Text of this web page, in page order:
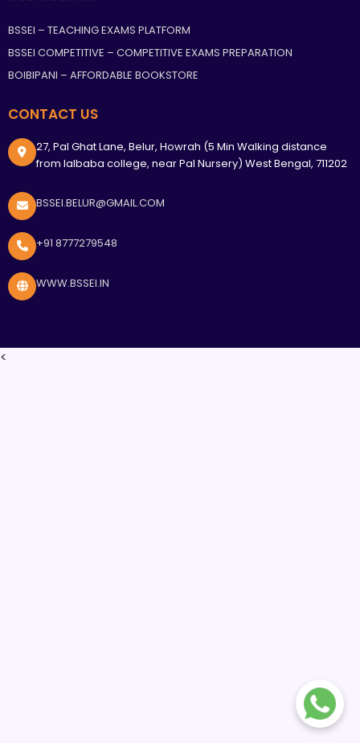
BSSEI – TEACHING EXAMS PLATFORM
BSSEI COMPETITIVE – COMPETITIVE EXAMS PREPARATION
BOIBIPANI – AFFORDABLE BOOKSTORE
CONTACT US
27, Pal Ghat Lane, Belur, Howrah (5 Min Walking distance
from lalbaba college, near Pal Nursery) West Bengal, 711202
BSSEI.BELUR@GMAIL.COM
+91 8777279548
WWW.BSSEI.IN
<